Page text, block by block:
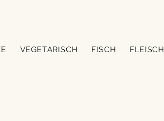
VEGETARISCH FISCH FLEISCH